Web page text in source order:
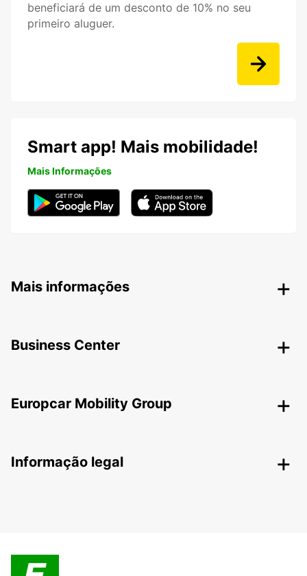
beneficiará de um desconto de 10% no seu
primeiro aluguer.
Smart app! Mais mobilidade!
Mais Informações
Mais informações
Business Center
Europcar Mobility Group
Informação legal